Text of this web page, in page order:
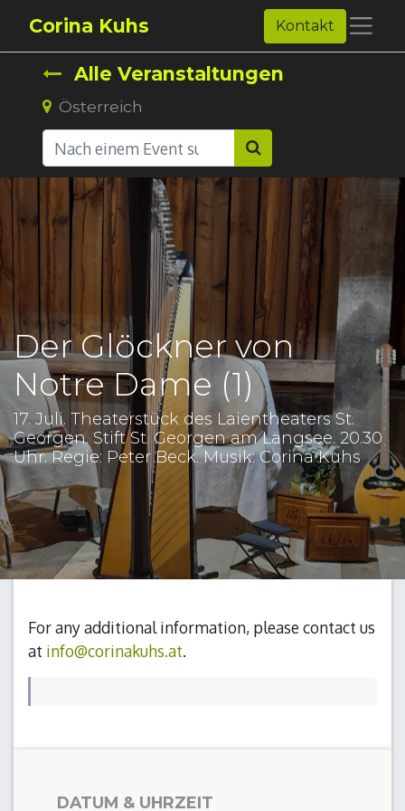
Corina Kuhs Kontakt
Alle Veranstaltungen
Österreich
Der Glöckner von
Notre Dame (1)
17. Juli. Theaterstück des Laientheaters St.
Georgen. Stift St. Georgen am Längsee. 20.30
Uhr. Regie: Peter Beck. Musik: Corina Kuhs
For any additional information, please contact us
at info@corinakuhs.at.
DATUM & UHRZEIT